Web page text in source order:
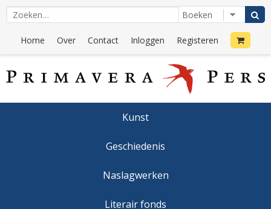
Home Over Contact Inloggen Registeren
Kunst
Geschiedenis
Naslagwerken
Literair fonds